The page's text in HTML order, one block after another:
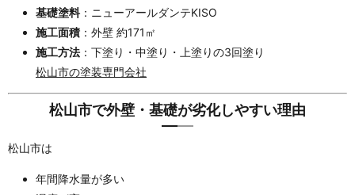
基礎塗料：ニューアールダンテKISO
施工面積 ：外壁 約171㎡
施工方法 ：下塗り・中塗り・上塗りの3回塗り
松山市の塗装専門会社
松山市で外壁・基礎が劣化しやすい理由
松山市は
年間降水量が多い